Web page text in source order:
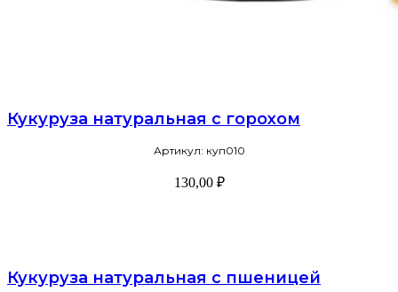
Кукуруза натуральная с горохом
Артикул: куп010
130,00 ₽
Кукуруза натуральная с пшеницей